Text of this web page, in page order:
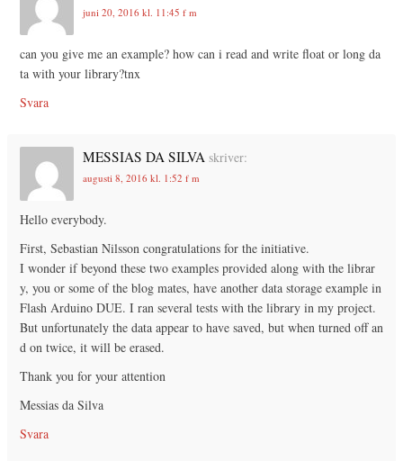
juni 20, 2016 kl. 11:45 f m
can you give me an example? how can i read and write float or long da
ta with your library?tnx
Svara
MESSIAS DA SILVA skriver:
augusti 8, 2016 kl. 1:52 f m
Hello everybody.
First, Sebastian Nilsson congratulations for the initiative.
I wonder if beyond these two examples provided along with the librar
y, you or some of the blog mates, have another data storage example in
Flash Arduino DUE. I ran several tests with the library in my project.
But unfortunately the data appear to have saved, but when turned off an
d on twice, it will be erased.
Thank you for your attention
Messias da Silva
Svara